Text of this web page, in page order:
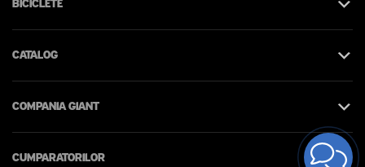
Biciclete
Catalog
Compania Giant
Cumparatorilor